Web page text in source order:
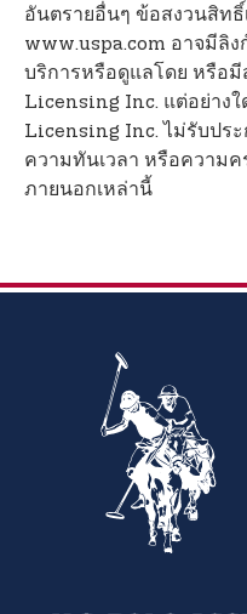
อันตรายอื่นๆ ข้อสงวนสิทธิ์
www.uspa.com อาจมีลิง
บริการหรือดูแลโดย หรือมี
Licensing Inc. แต่อย่าง
Licensing Inc. ไม่รับปร
ความทันเวลา หรือความ
ภายนอกเหล่านี้